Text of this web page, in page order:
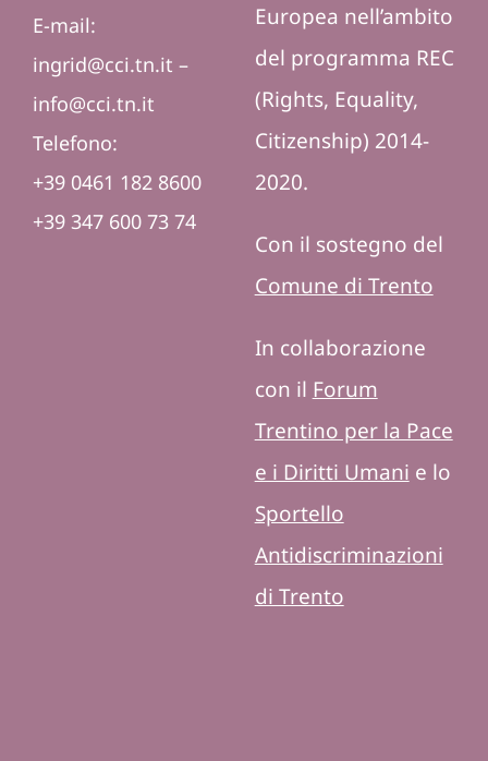
E-mail:
ingrid@cci.tn.it –
info@cci.tn.it
Telefono:
+39 0461 182 8600
+39 347 600 73 74
Europea nell’ambito
del programma REC
(Rights, Equality,
Citizenship) 2014-
2020.
Con il sostegno del
Comune di Trento
In collaborazione
con il Forum
Trentino per la Pace
e i Diritti Umani e lo
Sportello
Antidiscriminazioni
di Trento